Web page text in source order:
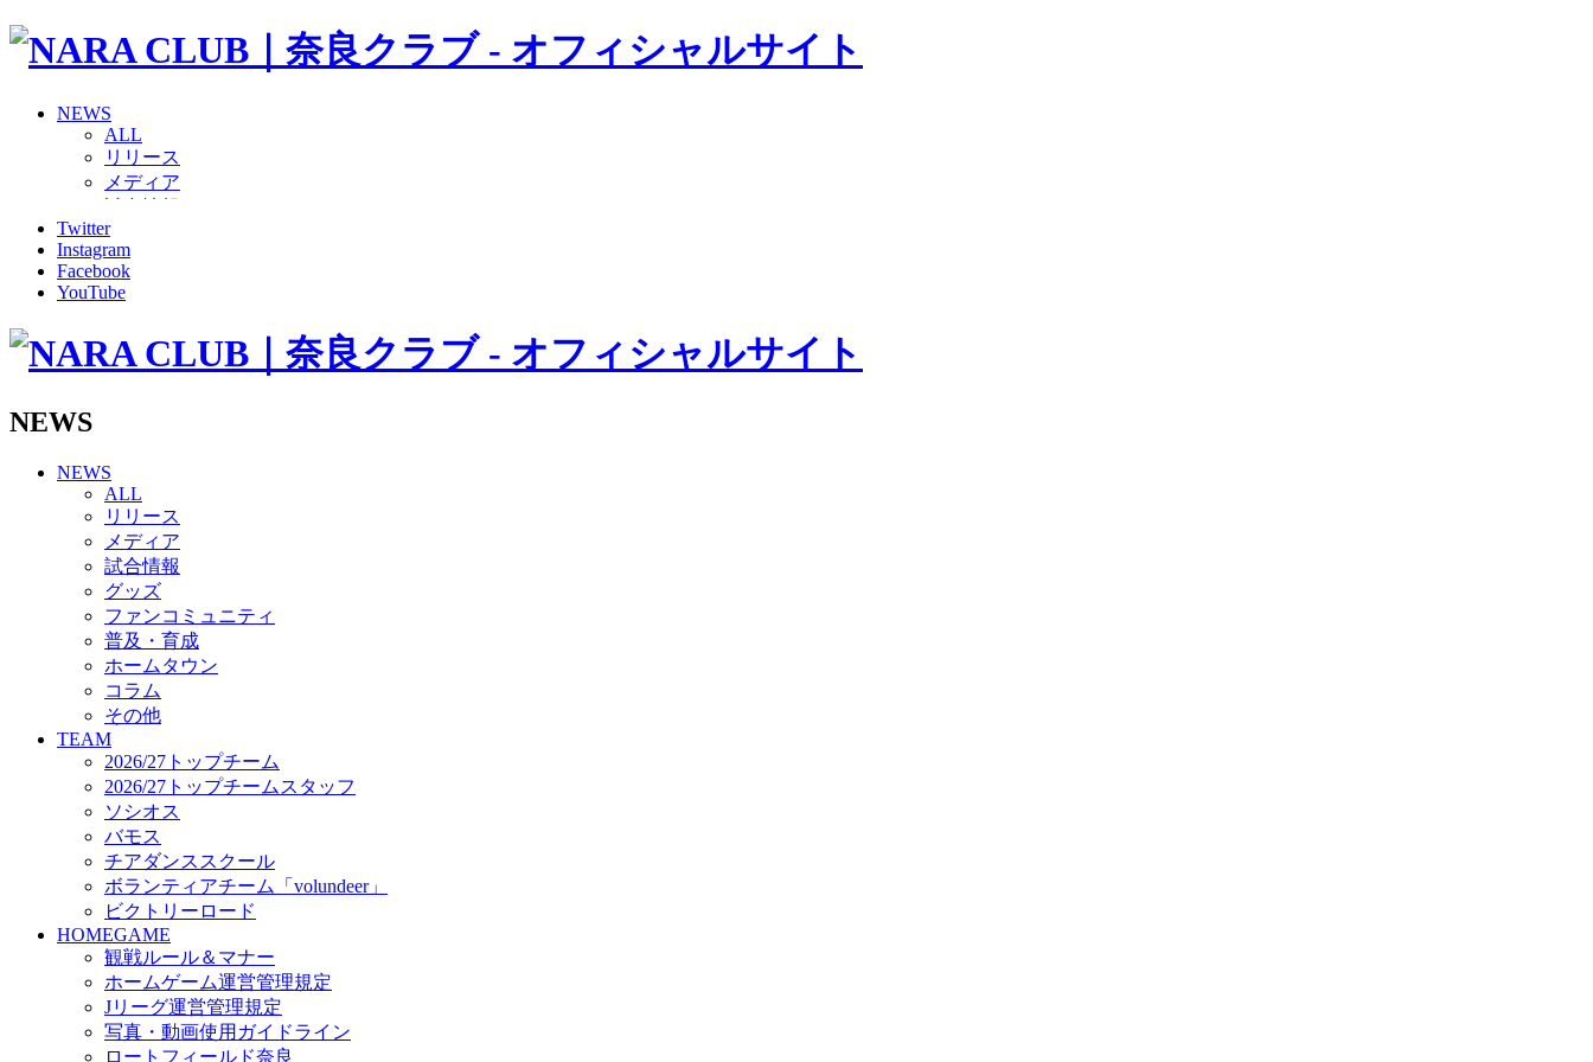
NEWS
ALL
リリース
メディア
グッズ
ファンコミュニティ
普及・育成
ホームタウン
その他
バモス
チアダンススクール
ボランティアチーム「volundeer」
ビクトリーロード
HOMEGAME
観戦ルール＆マナー
ホームゲーム運営管理規定
Jリーグ運営管理規定
写真・動画使用ガイドライン
ロートフィールド奈良
SCHEDULE
2026/27
練習見学時のファンサービスについて
TICKET
奈良クラブ明治安田J3リーグ2026/27シーズン試合観戦チケット
奈良クラブ明治安田Ｊ3リーグ 2026/27シーズン「鹿パス」
観戦ルール＆マナー
FANCOMMUNITY
2026/27ファンコミュニティ
サポートショップ
GOODS
オフィシャルストア（実店舗）
オンラインストア
ACADEMY
アカデミーについて
Twitter
Instagram
Facebook
YouTube
NEWS
NEWS
ALL
リリース
メディア
試合情報
グッズ
ファンコミュニティ
普及・育成
ホームタウン
コラム
その他
TEAM
2026/27トップチーム
2026/27トップチームスタッフ
ソシオス
バモス
チアダンススクール
ボランティアチーム「volundeer」
ビクトリーロード
HOMEGAME
観戦ルール＆マナー
ホームゲーム運営管理規定
Jリーグ運営管理規定
写真・動画使用ガイドライン
ロートフィールド奈良